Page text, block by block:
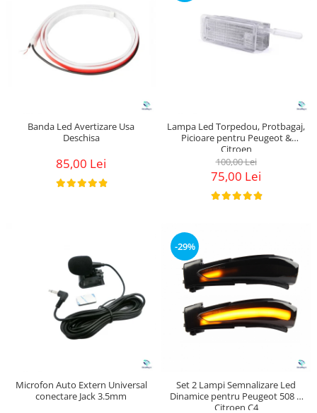
Banda Led Avertizare Usa
Deschisa
85,00 Lei
Lampa Led Torpedou, Protbagaj,
Picioare pentru Peugeot &
Citroen
100,00 Lei
75,00 Lei
Microfon Auto Extern Universal
conectare Jack 3.5mm
-29%
Set 2 Lampi Semnalizare Led
Dinamice pentru Peugeot 508 &
Citroen C4